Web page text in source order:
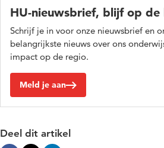
HU-nieuwsbrief, blijf op de
Schrijf je in voor onze nieuwsbrief en
belangrijkste nieuws over ons
impact op de regio.
Meld je aan
Deel dit artikel